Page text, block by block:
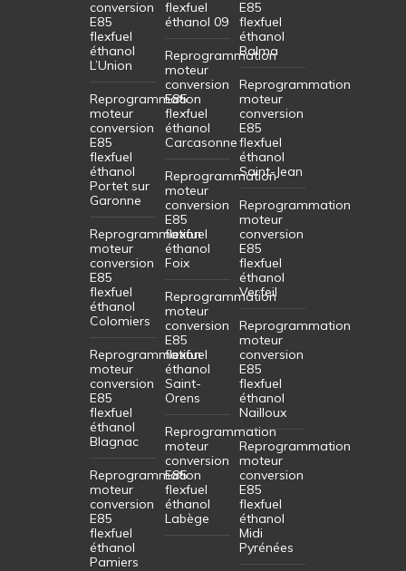
conversion
E85
flexfuel
éthanol
L’Union
Reprogrammation
moteur
conversion
E85
flexfuel
éthanol
Portet sur
Garonne
Reprogrammation
moteur
conversion
E85
flexfuel
éthanol
Colomiers
Reprogrammation
moteur
conversion
E85
flexfuel
éthanol
Blagnac
Reprogrammation
moteur
conversion
E85
flexfuel
éthanol
Pamiers
flexfuel
éthanol 09
Reprogrammation
moteur
conversion
E85
flexfuel
éthanol
Carcasonne
Reprogrammation
moteur
conversion
E85
flexfuel
éthanol
Foix
Reprogrammation
moteur
conversion
E85
flexfuel
éthanol
Saint-
Orens
Reprogrammation
moteur
conversion
E85
flexfuel
éthanol
Labège
E85
flexfuel
éthanol
Balma
Reprogrammation
moteur
conversion
E85
flexfuel
éthanol
Saint-Jean
Reprogrammation
moteur
conversion
E85
flexfuel
éthanol
Verfeil
Reprogrammation
moteur
conversion
E85
flexfuel
éthanol
Nailloux
Reprogrammation
moteur
conversion
E85
flexfuel
éthanol
Midi
Pyrénées